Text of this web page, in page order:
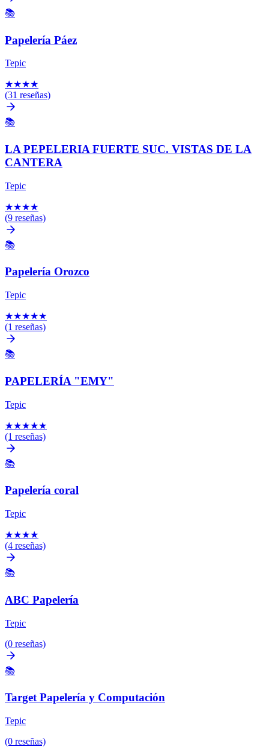
📚
Papelería Páez
Tepic
★★★★
(31 reseñas)
📚
LA PEPELERIA FUERTE SUC. VISTAS DE LA
CANTERA
Tepic
★★★★
(9 reseñas)
📚
Papelería Orozco
Tepic
★★★★★
(1 reseñas)
📚
PAPELERÍA "EMY"
Tepic
★★★★★
(1 reseñas)
📚
Papelería coral
Tepic
★★★★
(4 reseñas)
📚
ABC Papelería
Tepic
(0 reseñas)
📚
Target Papelería y Computación
Tepic
(0 reseñas)